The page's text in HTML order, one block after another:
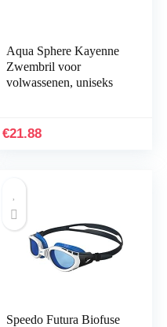
Aqua Sphere Kayenne
Zwembril voor
volwassenen, uniseks
€21.88
Speedo Futura Biofuse